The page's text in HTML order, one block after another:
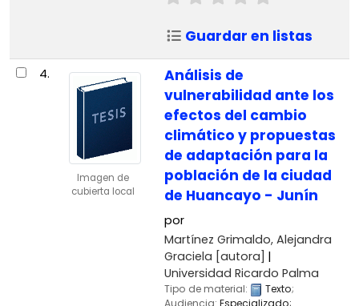
Guardar en listas
4.
Imagen de
cubierta local
Análisis de
vulnerabilidad ante los
efectos del cambio
climático y propuestas
de adaptación para la
población de la ciudad
de Huancayo - Junín
por
Martínez Grimaldo, Alejandra
Graciela [autora]
Universidad Ricardo Palma
Tipo de material: Texto;
Audiencia: Especializado;